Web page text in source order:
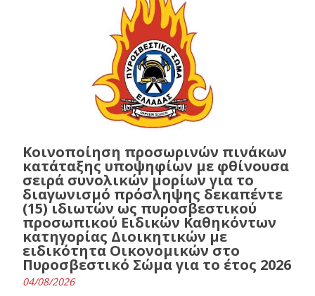
Κοινοποίηση προσωρινών πινάκων
κατάταξης υποψηφίων με φθίνουσα
σειρά συνολικών μορίων για το
διαγωνισμό πρόσληψης δεκαπέντε
(15) ιδιωτών ως πυροσβεστικού
προσωπικού Ειδικών Καθηκόντων
κατηγορίας Διοικητικών με
ειδικότητα Οικονομικών στο
Πυροσβεστικό Σώμα για το έτος 2026
04/08/2026